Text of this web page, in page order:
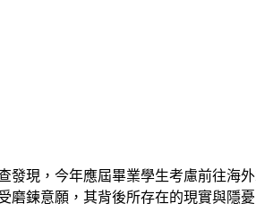
現，今年應屆畢業學生考慮前往海
鍊意願，其背後所存在的現實與隱憂